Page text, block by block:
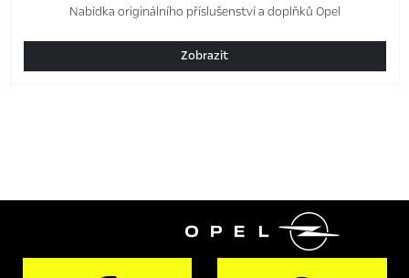
Nabídka originálního příslušenství a doplňků Opel
Zobrazit
